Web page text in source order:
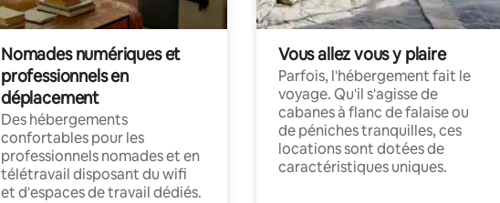
Nomades numériques et
professionnels en
déplacement
Des hébergements
confortables pour les
professionnels nomades et en
télétravail disposant du wifi
et d'espaces de travail dédiés.
Vous allez vous y plaire
Parfois, l'hébergement fait le
voyage. Qu'il s'agisse de
cabanes à flanc de falaise ou
de péniches tranquilles, ces
locations sont dotées de
caractéristiques uniques.